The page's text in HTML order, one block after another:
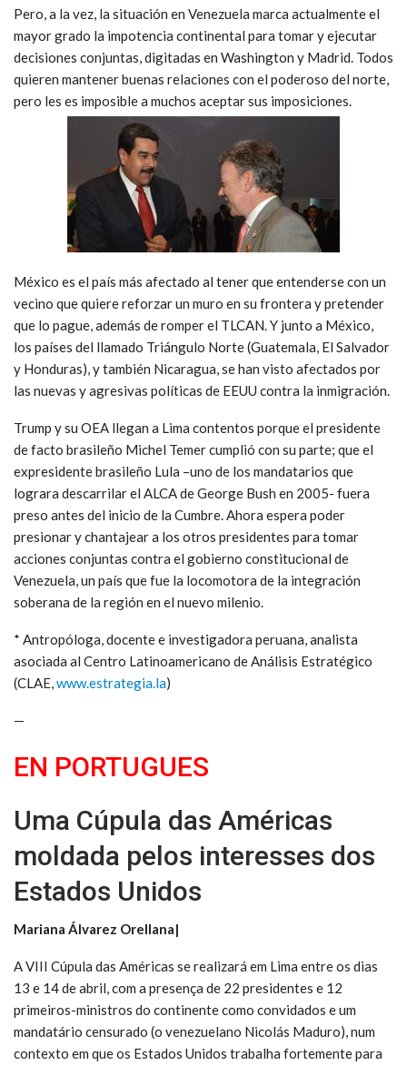
Pero, a la vez, la situación en Venezuela marca actualmente el
mayor grado la impotencia continental para tomar y ejecutar
decisiones conjuntas, digitadas en Washington y Madrid. Todos
quieren mantener buenas relaciones con el poderoso del norte,
pero les es imposible a muchos aceptar sus imposiciones.
México es el país más afectado al tener que entenderse con un
vecino que quiere reforzar un muro en su frontera y pretender
que lo pague, además de romper el TLCAN. Y junto a México,
los países del llamado Triángulo Norte (Guatemala, El Salvador
y Honduras), y también Nicaragua, se han visto afectados por
las nuevas y agresivas políticas de EEUU contra la inmigración.
Trump y su OEA llegan a Lima contentos porque el presidente
de facto brasileño Michel Temer cumplió con su parte; que el
expresidente brasileño Lula –uno de los mandatarios que
lograra descarrilar el ALCA de George Bush en 2005- fuera
preso antes del inicio de la Cumbre. Ahora espera poder
presionar y chantajear a los otros presidentes para tomar
acciones conjuntas contra el gobierno constitucional de
Venezuela, un país que fue la locomotora de la integración
soberana de la región en el nuevo milenio.
* Antropóloga, docente e investigadora peruana, analista
asociada al Centro Latinoamericano de Análisis Estratégico
(CLAE, www.estrategia.la)
—
EN PORTUGUES
Uma Cúpula das Américas
moldada pelos interesses dos
Estados Unidos
Mariana Álvarez Orellana|
A VIII Cúpula das Américas se realizará em Lima entre os dias
13 e 14 de abril, com a presença de 22 presidentes e 12
primeiros-ministros do continente como convidados e um
mandatário censurado (o venezuelano Nicolás Maduro), num
contexto em que os Estados Unidos trabalha fortemente para